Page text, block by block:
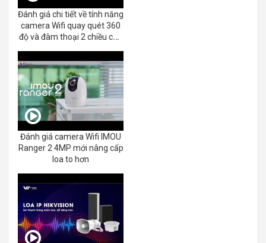
Đánh giá chi tiết về tính năng
camera Wifi quay quét 360
độ và đàm thoại 2 chiều của
Đánh giá camera Wifi IMOU
Ranger 2 4MP mới nâng cấp
loa to hơn